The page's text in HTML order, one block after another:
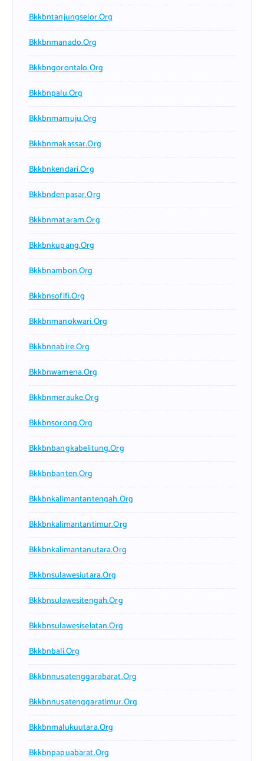
Bkkbntanjungselor.org
Bkkbnmanado.org
Bkkbngorontalo.org
Bkkbnpalu.org
Bkkbnmamuju.org
Bkkbnmakassar.org
Bkkbnkendari.org
Bkkbndenpasar.org
Bkkbnmataram.org
Bkkbnkupang.org
Bkkbnambon.org
Bkkbnsofifi.org
Bkkbnmanokwari.org
Bkkbnnabire.org
Bkkbnwamena.org
Bkkbnmerauke.org
Bkkbnsorong.org
Bkkbnbangkabelitung.org
Bkkbnbanten.org
Bkkbnkalimantantengah.org
Bkkbnkalimantantimur.org
Bkkbnkalimantanutara.org
Bkkbnsulawesiutara.org
Bkkbnsulawesitengah.org
Bkkbnsulawesiselatan.org
Bkkbnbali.org
Bkkbnnusatenggarabarat.org
Bkkbnnusatenggaratimur.org
Bkkbnmalukuutara.org
Bkkbnpapuabarat.org